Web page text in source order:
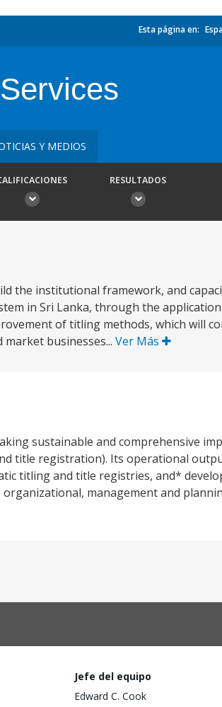
Esta página en:
Y MEDIOS
RESULTADOS
the institutional framework, and
in Sri Lanka, through the
of titling methods, which will
businesses... Ver Más
sustainable and comprehensive
title registration). Its operational
titling and title registries, and*
management and
Jefe del equipo
Edward C. Cook